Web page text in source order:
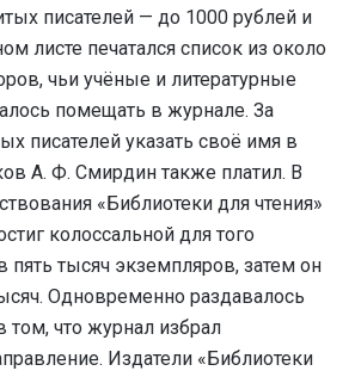
писателей — до 1000 рублей и
листе печатался список из около
чьи учёные и литературные
помещать в журнале. За
писателей указать своё имя в
А. Ф. Смирдин также платил. В
«Библиотеки для чтения»
колоссальной для того
тысяч экземпляров, затем он
Одновременно раздавалось
том, что журнал избрал
Издатели «Библиотеки